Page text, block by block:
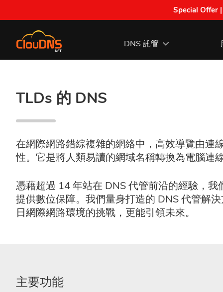
Special Offer
DNS 託管
TLDs 的 DNS
在網際網路錯綜複雜的網絡中，高效導覽由連
性。它是將人類易讀的網域名稱轉換為電腦連
憑藉超過 14 年站在 DNS 代管前沿的經驗，
提供數位保障。我們量身打造的 DNS 代管解
日網際網路環境的挑戰，更能引領未來。
主要功能